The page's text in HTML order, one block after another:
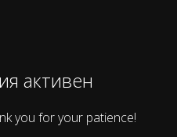
активен
you for your patience!